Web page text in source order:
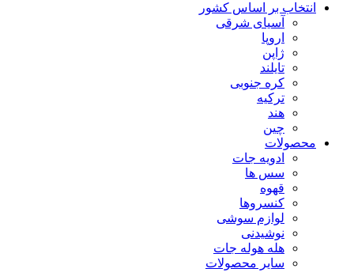
انتخاب بر اساس کشور
آسیای شرقی
اروپا
ژاپن
تایلند
کره جنوبی
ترکیه
هند
چین
محصولات
ادویه جات
سس ها
قهوه
کنسروها
لوازم سوشی
نوشیدنی
هله هوله جات
سایر محصولات